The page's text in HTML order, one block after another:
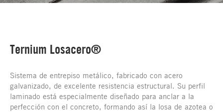
Ternium Losacero®
Sistema de entrepiso metálico, fabricado con acero
galvanizado, de excelente resistencia estructural. Su perfil
laminado está especialmente diseñado para anclar a la
perfección con el concreto, formando así la losa de azotea o